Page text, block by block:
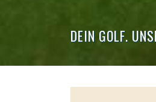
DEIN GOLF.